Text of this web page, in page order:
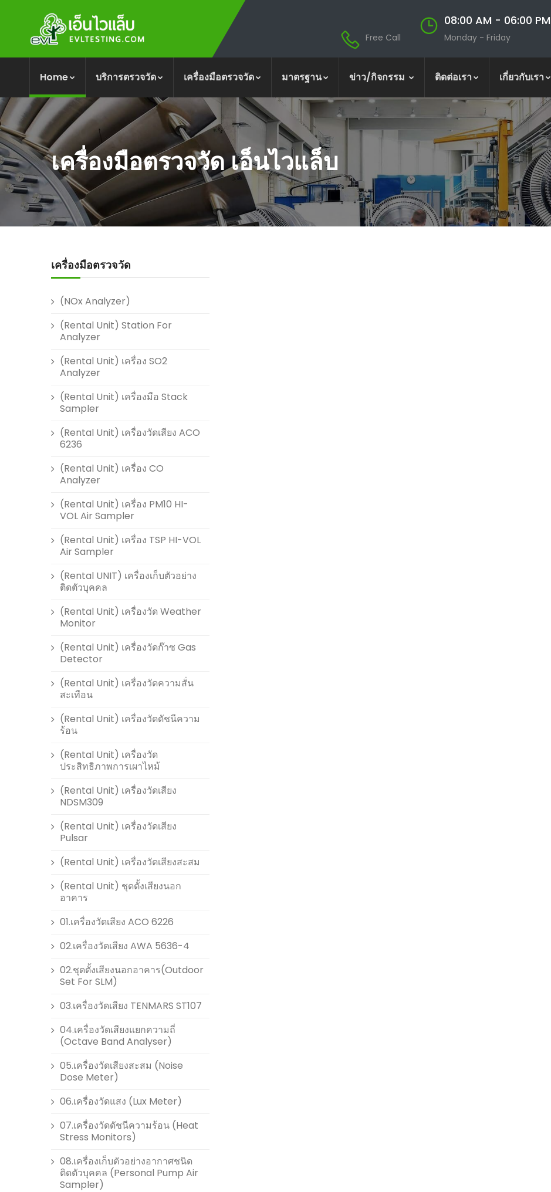
Free Call
08:00 AM - 06:00 PM
Monday - Friday
Home บริการตรวจวัด เครื่องมือตรวจวัด มาตรฐาน ข่าว/กิจกรรม ติดต่อเรา เกี่ยวกับเรา
เครื่องมือตรวจวัด เอ็นไวแล็บ
เครื่องมือตรวจวัด
(NOx Analyzer)
(Rental Unit) Station For
Analyzer
(Rental Unit) เครื่อง SO2
Analyzer
(Rental Unit) เครื่องมือ Stack
Sampler
(Rental Unit) เครื่องวัดเสียง ACO
6236
(Rental Unit) เครื่อง CO
Analyzer
(Rental Unit) เครื่อง PM10 HI-
VOL Air Sampler
(Rental Unit) เครื่อง TSP HI-VOL
Air Sampler
(Rental UNIT) เครื่องเก็บตัวอย่าง
ติดตัวบุคคล
(Rental Unit) เครื่องวัด Weather
Monitor
(Rental Unit) เครื่องวัดก๊าซ Gas
Detector
(Rental Unit) เครื่องวัดความสั่น
สะเทือน
(Rental Unit) เครื่องวัดดัชนีความ
ร้อน
(Rental Unit) เครื่องวัด
ประสิทธิภาพการเผาไหม้
(Rental Unit) เครื่องวัดเสียง
NDSM309
(Rental Unit) เครื่องวัดเสียง
Pulsar
(Rental Unit) เครื่องวัดเสียงสะสม
(Rental Unit) ชุดตั้งเสียงนอก
อาคาร
01.เครื่องวัดเสียง ACO 6226
02.เครื่องวัดเสียง AWA 5636-4
02.ชุดตั้งเสียงนอกอาคาร(Outdoor
Set For SLM)
03.เครื่องวัดเสียง TENMARS ST107
04.เครื่องวัดเสียงแยกความถี่
(Octave Band Analyser)
05.เครื่องวัดเสียงสะสม (Noise
Dose Meter)
06.เครื่องวัดแสง (Lux Meter)
07.เครื่องวัดดัชนีความร้อน (Heat
Stress Monitors)
08.เครื่องเก็บตัวอย่างอากาศชนิด
ติดตัวบุคคล (Personal Pump Air
Sampler)